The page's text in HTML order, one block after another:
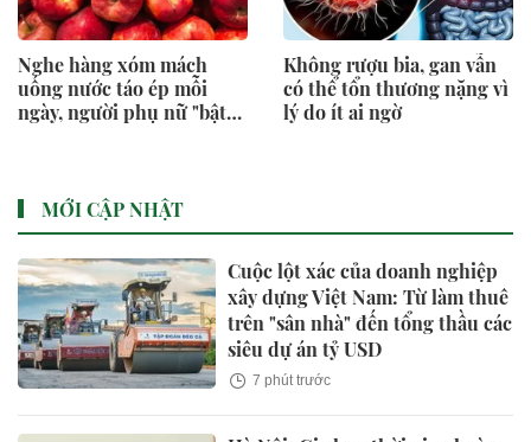
Nghe hàng xóm mách
uống nước táo ép mỗi
ngày, người phụ nữ "bật
Không rượu bia, gan vẫn
có thể tổn thương nặng vì
lý do ít ai ngờ
MỚI CẬP NHẬT
Cuộc lột xác của doanh nghiệp
xây dựng Việt Nam: Từ làm thuê
trên "sân nhà" đến tổng thầu các
siêu dự án tỷ USD
7 phút trước